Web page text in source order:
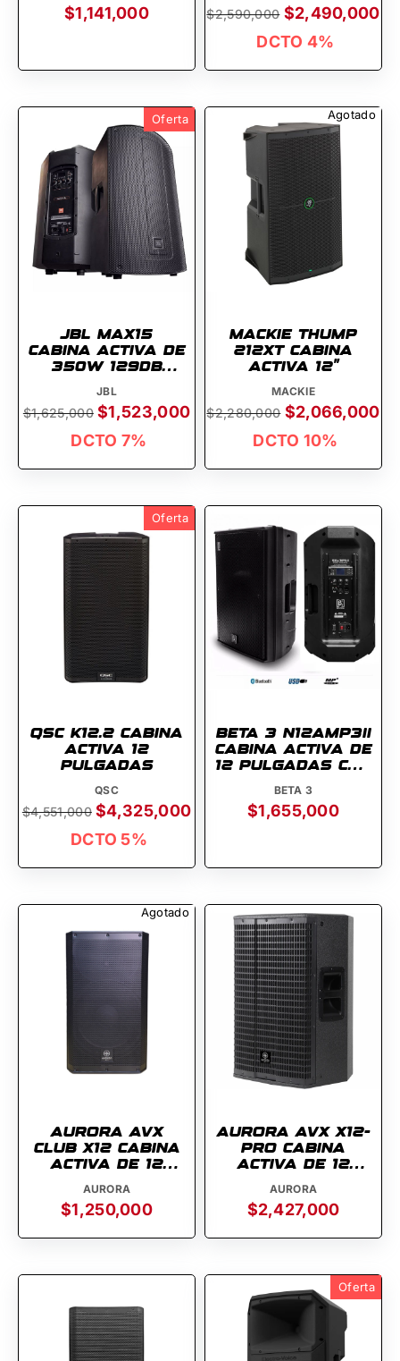
$1,141,000 $2,590,000 $2,490,000
DCTO 4%
Oferta
JBL MAX15
CABINA ACTIVA DE
350W 129DB
JBL
$1,625,000 $1,523,000
DCTO 7%
Agotado
MACKIE THUMP
212XT CABINA
ACTIVA 12''
MACKIE
$2,280,000 $2,066,000
DCTO 10%
Oferta
QSC K12.2 CABINA
ACTIVA 12
PULGADAS
QSC
$4,551,000 $4,325,000
DCTO 5%
BETA 3 N12AMP3ii
CABINA ACTIVA DE
12 PULGADAS CON
BETA 3
$1,655,000
Agotado
AURORA AVX
CLUB X12 CABINA
ACTIVA DE 12
AURORA
$1,250,000
AURORA AVX X12-
PRO CABINA
ACTIVA DE 12
AURORA
$2,427,000
Oferta